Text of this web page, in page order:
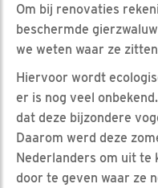
Om bij renovaties
beschermde
we weten waar ze
Hiervoor wordt
er is nog veel
dat deze bijzondere
Daarom werd deze
Nederlanders om uit te
door te geven waar ze